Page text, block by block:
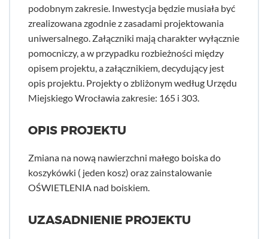
podobnym zakresie. Inwestycja będzie musiała być
zrealizowana zgodnie z zasadami projektowania
uniwersalnego. Załączniki mają charakter wyłącznie
pomocniczy, a w przypadku rozbieżności między
opisem projektu, a załącznikiem, decydujący jest
opis projektu. Projekty o zbliżonym według Urzędu
Miejskiego Wrocławia zakresie: 165 i 303.
OPIS PROJEKTU
Zmiana na nową nawierzchni małego boiska do
koszykówki ( jeden kosz) oraz zainstalowanie
OŚWIETLENIA nad boiskiem.
UZASADNIENIE PROJEKTU